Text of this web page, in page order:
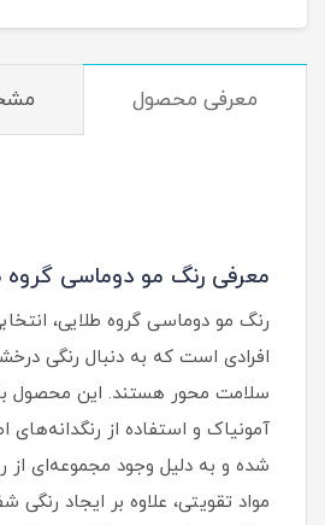
معرفی محصول
معرفی رنگ مو دوماسی گروه
رنگ مو دوماسی گروه طلایی،
افرادی است که به دنبال رنگی
سلامت‌ محور هستند. این محصول
آمونیاک و استفاده از رنگدانه‌های
شده و به‌ دلیل وجود مجموعه‌ای
مواد تقویتی، علاوه بر ایجاد رنگی